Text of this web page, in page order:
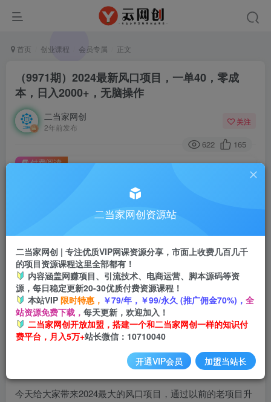
首页 创业课程 会员专属 正文
（9971期）2024最新风口项目，一单40，零成
本，日入2000+，无脑操作
二当家网创
2年前发布
关注
622 165
此内容为付费阅读，请付费后查看
会员专属资源
会员免费
开通会员
付费阅读
今天给大家带来2024最大的风口项目，通过以前的老项目升
二当家网创资源站
二当家网创 | 专注优质VIP网课资源分享，市面上收费几百几千
的项目资源课程这里全部都有！
内容涵盖网赚项目、引流技术、电商运营、脚本源码等资
源，每日稳定更新20-30优质付费资源课程！
本站VIP 限时特惠， ￥79/年，￥99/永久 (推广佣金70%)， 全
站资源免费下载， 每天更新，欢迎加入！
二当家网创开放加盟，搭建一个和二当家网创一样的知识付
费平台，月入5万+站长微信：10710040
开通VIP会员 加盟当站长